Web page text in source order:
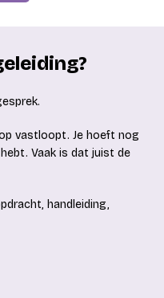
vastloopt. Je hoeft nog
Vaak is dat juist de
handleiding,